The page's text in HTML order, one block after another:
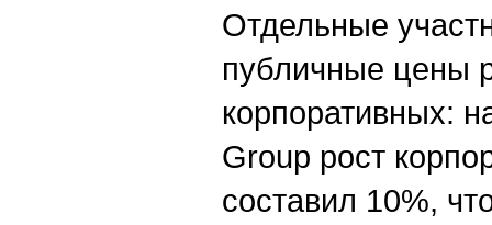
Отдельные
публичные цены
корпоративных:
Group рост
составил 10%,